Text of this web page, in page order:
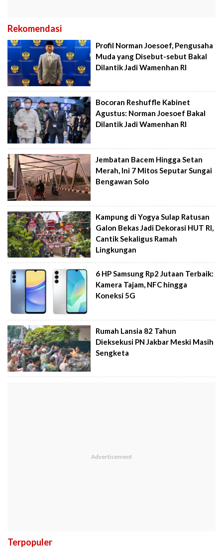
Rekomendasi
Profil Norman Joesoef, Pengusaha
Muda yang Disebut-sebut Bakal
Dilantik Jadi Wamenhan RI
Bocoran Reshuffle Kabinet
Agustus: Norman Joesoef Bakal
Dilantik Jadi Wamenhan RI
Jembatan Bacem Hingga Setan
Merah, Ini 7 Mitos Seputar Sungai
Bengawan Solo
Kampung di Yogya Sulap Ratusan
Galon Bekas Jadi Dekorasi HUT RI,
Cantik Sekaligus Ramah
Lingkungan
6 HP Samsung Rp2 Jutaan Terbaik:
Kamera Tajam, NFC hingga
Koneksi 5G
Rumah Lansia 82 Tahun
Dieksekusi PN Jakbar Meski Masih
Sengketa
Terpopuler